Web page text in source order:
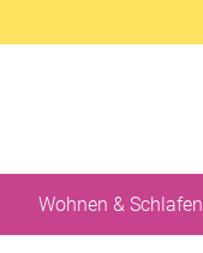
Wohnen & Schlafen